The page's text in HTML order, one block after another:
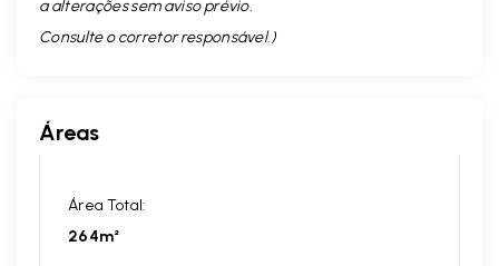
a alterações sem aviso prévio.
Consulte o corretor responsável. )
Áreas
Área Total:
264m²